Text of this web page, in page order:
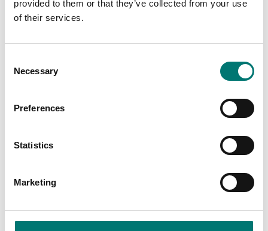
provided to them or that they’ve collected from your use
of their services.
Selection
Necessary
Preferences
Statistics
Marketing
Från: 2 850 kr